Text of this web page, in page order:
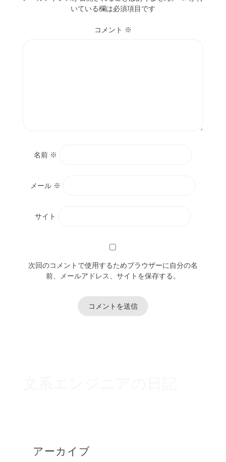
いている欄は必須項目です
コメント ※
名前 ※
メール ※
サイト
次回のコメントで使用するためブラウザーに自分の名
前、メールアドレス、サイトを保存する。
アーカイブ